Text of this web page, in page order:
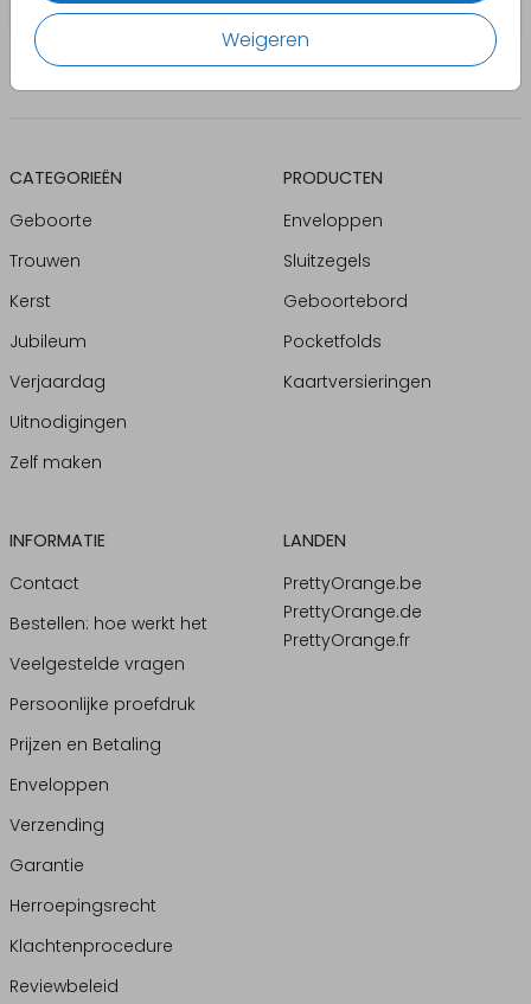
Weigeren
CATEGORIEËN
Geboorte
Trouwen
Kerst
Jubileum
Verjaardag
Uitnodigingen
Zelf maken
PRODUCTEN
Enveloppen
Sluitzegels
Geboortebord
Pocketfolds
Kaartversieringen
INFORMATIE
Contact
Bestellen: hoe werkt het
Veelgestelde vragen
Persoonlijke proefdruk
Prijzen en Betaling
Enveloppen
Verzending
Garantie
Herroepingsrecht
Klachtenprocedure
Reviewbeleid
LANDEN
PrettyOrange.be
PrettyOrange.de
PrettyOrange.fr